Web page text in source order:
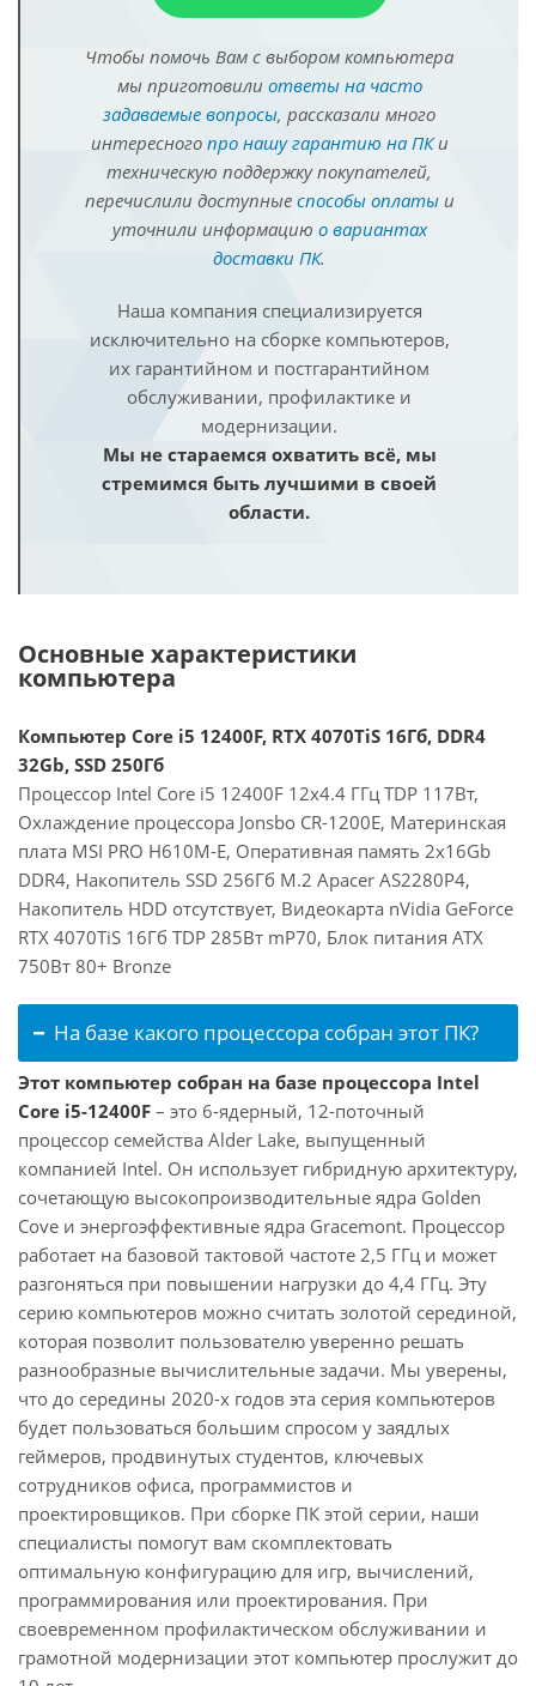
Чтобы помочь Вам с выбором компьютера
мы приготовили ответы на часто
задаваемые вопросы, рассказали много
интересного про нашу гарантию на ПКи
техническую поддержку покупателей,
перечислили доступные способы оплатыи
уточнили информацию о вариантах
доставки ПК.
Наша компания специализируется
исключительно на сборке компьютеров,
их гарантийном и постгарантийном
обслуживании, профилактике и
модернизации.
Мы не стараемся охватить всё, мы
стремимся быть лучшими в своей
области.
Основные характеристики
компьютера
Компьютер Core i5 12400F, RTX 4070TiS 16Гб, DDR4
32Gb, SSD 250Гб
Процессор Intel Core i5 12400F 12x4.4 ГГц TDP 117Вт,
Охлаждение процессора Jonsbo CR-1200E, Материнская
плата MSI PRO H610M-E, Оперативная память 2x16Gb
DDR4, Накопитель SSD 256Гб M.2 Apacer AS2280P4,
Накопитель HDD отсутствует, Видеокарта nVidia GeForce
RTX 4070TiS 16Гб TDP 285Вт mP70, Блок питания ATX
750Вт 80+ Bronze
На базе какого процессора собран этот ПК?
Этот компьютер собран на базе процессора Intel
Core i5-12400F – это 6-ядерный, 12-поточный
процессор семейства Alder Lake, выпущенный
компанией Intel. Он использует гибридную архитектуру,
сочетающую высокопроизводительные ядра Golden
Cove и энергоэффективные ядра Gracemont. Процессор
работает на базовой тактовой частоте 2,5 ГГц и может
разгоняться при повышении нагрузки до 4,4 ГГц. Эту
серию компьютеров можно считать золотой серединой,
которая позволит пользователю уверенно решать
разнообразные вычислительные задачи. Мы уверены,
что до середины 2020-х годов эта серия компьютеров
будет пользоваться большим спросом у заядлых
геймеров, продвинутых студентов, ключевых
сотрудников офиса, программистов и
проектировщиков. При сборке ПК этой серии, наши
специалисты помогут вам скомплектовать
оптимальную конфигурацию для игр, вычислений,
программирования или проектирования. При
своевременном профилактическом обслуживании и
грамотной модернизации этот компьютер прослужит до